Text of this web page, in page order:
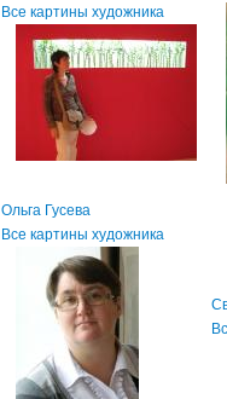
Все картины художника
Ольга Гусева
Все картины художника